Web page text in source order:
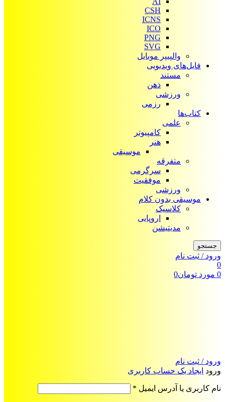
CSH
ICNS
ICO
PNG
SVG
والپیپر موبایل
فایل‌های ویدیویی
مستند
ذهن
ورزشی
رزمی
کتاب‌ها
علمی
کامپیوتر
هنر
موسیقی
متفرقه
سرگرمی
موفقیت
ورزشی
موسیقی بدون کلام
کلاسیک
اروپایی
مدیتیشن
جستجو
ورود / ثبت نام
0
0 مورد تومان0
ورود / ثبت نام
ورود ایجاد یک حساب کاربری
نام کاربری یا آدرس ایمیل *